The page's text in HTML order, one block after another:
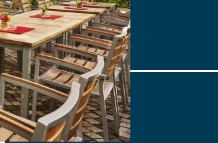
Tel.: Tel.: 08063-80660
Details
www.aschbacher-hof.de
Ayinger am Platzl
Platzl 1A , 80331 München
Tel.: Tel.: 089-23 703 666